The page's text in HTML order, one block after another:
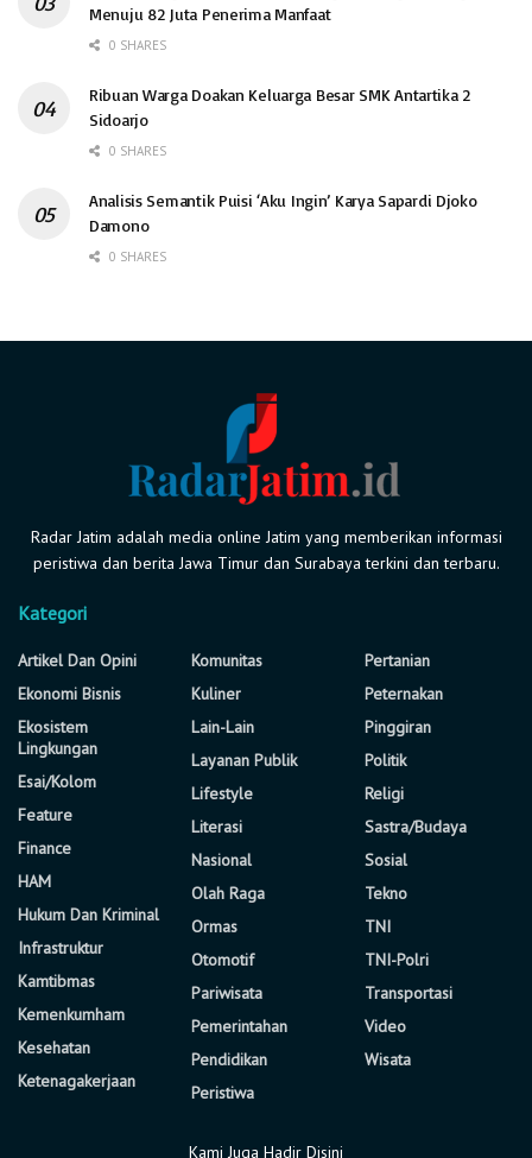
Menuju 82 Juta Penerima Manfaat
0 SHARES
Ribuan Warga Doakan Keluarga Besar SMK Antartika 2
Sidoarjo
0 SHARES
Analisis Semantik Puisi ‘Aku Ingin’ Karya Sapardi Djoko
Damono
0 SHARES
Radar Jatim adalah media online Jatim yang memberikan informasi
peristiwa dan berita Jawa Timur dan Surabaya terkini dan terbaru.
Kategori
Artikel Dan Opini
Ekonomi Bisnis
Ekosistem
Lingkungan
Esai/Kolom
Feature
Finance
HAM
Hukum Dan Kriminal
Infrastruktur
Kamtibmas
Kemenkumham
Kesehatan
Ketenagakerjaan
Komunitas
Kuliner
Lain-Lain
Layanan Publik
Lifestyle
Literasi
Nasional
Olah Raga
Ormas
Otomotif
Pariwisata
Pemerintahan
Pendidikan
Peristiwa
Pertanian
Peternakan
Pinggiran
Politik
Religi
Sastra/Budaya
Sosial
Tekno
TNI
TNI-Polri
Transportasi
Video
Wisata
Kami Juga Hadir Disini